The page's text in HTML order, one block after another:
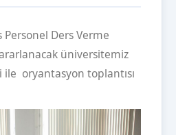
Ders Verme
üniversitemiz
oryantasyon toplantısı